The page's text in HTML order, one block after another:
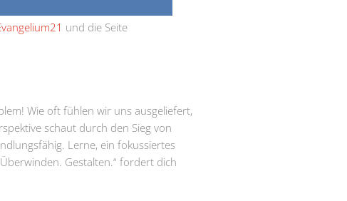
und die Seite
Wie oft fühlen wir uns ausgeliefert,
schaut durch den Sieg von
Lerne, ein fokussiertes
Gestalten.“ fordert dich